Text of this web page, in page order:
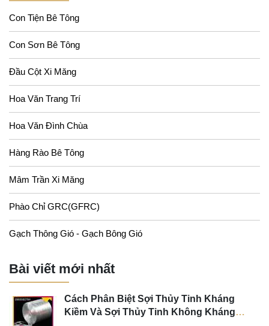
Con Tiện Bê Tông
Con Sơn Bê Tông
Đầu Cột Xi Măng
Hoa Văn Trang Trí
Hoa Văn Đình Chùa
Hàng Rào Bê Tông
Mâm Trần Xi Măng
Phào Chỉ GRC(GFRC)
Gạch Thông Gió - Gạch Bông Gió
Bài viết mới nhất
Cách Phân Biệt Sợi Thủy Tinh Kháng
Kiềm Và Sợi Thủy Tinh Không Kháng